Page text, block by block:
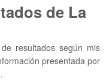
de La
resultados según mis
presentada por